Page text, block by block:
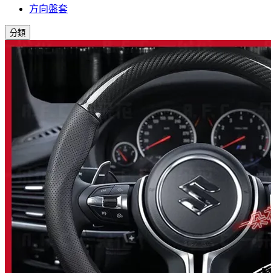
方向盤套
分類